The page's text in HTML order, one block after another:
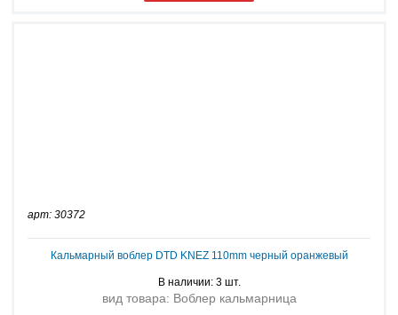
арт: 30372
Кальмарный воблер DTD KNEZ 110mm черный оранжевый
В наличии: 3 шт.
вид товара: Воблер кальмарница